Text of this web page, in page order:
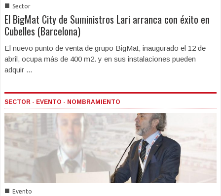
■ Sector
El BigMat City de Suministros Lari arranca con éxito en
Cubelles (Barcelona)
El nuevo punto de venta de grupo BigMat, inaugurado el 12 de
abril, ocupa más de 400 m2. y en sus instalaciones pueden
adquir ...
SECTOR - EVENTO - NOMBRAMIENTO
■ Evento